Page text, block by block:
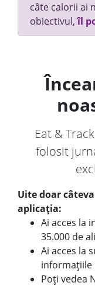
câte calorii ai
obiectivul,îl
Eat &
folosit
Uite doar
aplicația:
Ai acces la
35.000 de
Ai acces la
informațiile
Poți vedea